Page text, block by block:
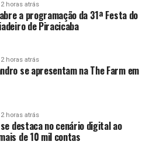
horas atrás
a programação da 31ª Festa do
de Piracicaba
horas atrás
se apresentam na The Farm em
horas atrás
destaca no cenário digital ao
de 10 mil contas